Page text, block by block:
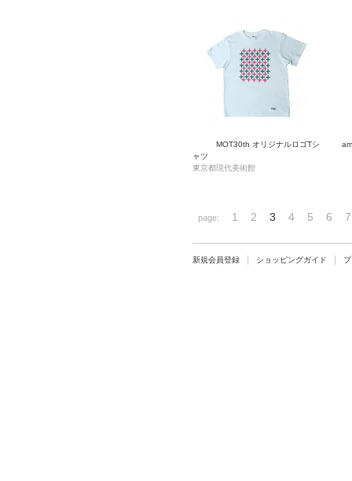
MOT30th オリジナルロゴTシ
ャツ
東京都現代美術館
page: 1 2 3 4 5 6 7
新規会員登録 ショッピングガイド